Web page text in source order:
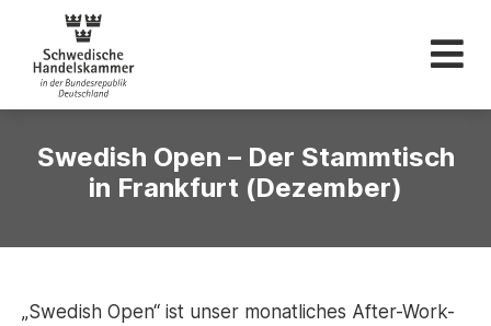
Schwedische
Swedish Open – Der Stammtisch
in Frankfurt (Dezember)
„Swedish Open“ ist unser monatliches After-Work-